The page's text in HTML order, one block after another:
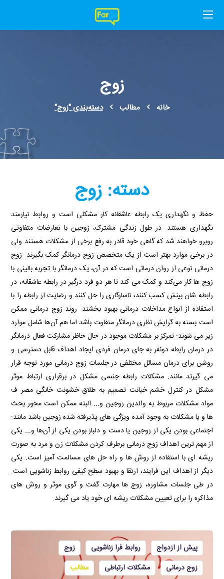
زوج
خانه مطالب دسته‌بندی "زوج"
دسته: زوج
حفظ و نگهداری یک رابطه عاشقانه کار مشکلی است و روابط نیازمند
نگهداری هستند. در طول زندگی مشترک، زوجین با تعارضات متفاوتی
روبرو خواهند شد که گاهی خود قادر به رفع برخی از مشکلات هستند ولی
در برخی موارد بهتر است از یک متخصص زوج درمانگر کمک بگیرند. زوج
درمانی نوعی از روان درمانی است که در آن، یک درمانگر با تجربه بالینی با
زوج ها کار می‌کند و کمک می کند تا هر دو فرد درگیر در رابطه عاشقانه، در
رابطه شان بینش کسب کنند، ناسازگاری را حل کنند و رضایت از رابطه را با
استفاده از انواع مداخلات درمانی بهبود بخشند. روند زوج درمانی ممکن
است بسته به گرایش نظری درمانگر متفاوت باشد اما هم آن‌ها شامل موارد
زیر می شوند: تمرکز بر مشکلات موجود در حال حاظر مشارکت فعال درمانگر
در درمان رابطه دونفر به جای درمان فردی ایجاد اهداف قابل دسترسی و
روشن برای درمان مسائل مختلفی در جلسات زوج درمانی مورد توجه قرار
می گیرند مانند: مشکلات رابطه جنسی مشکل در برقراری ارتباط موثر
مشکل در کنترل خشم خیانت تصمیم به طلاق خشونت خانگی مصر ف
مواد مشکلات مربوط به والدین زوجین و... البته ممکن است محور بحث
ها و یا مشکلات به وجود آمده ویژگی های پذیرفته شده زوجین باشد مانند:
اجتماعی بودن یکی از زوجین یا دست و دلباز بودن یکی از آن‌ها و... یکی
از مهم ترین اهداف زوج درمانی برطرف کردن مشکلات زن و مرد به صورت
ریشه ای با استفاده از روش ها و راه حل های مسالمت آمیز است. یکی
دیگر از اهداف این فرایند، ارتقا و بهبود سطح کیفی روابط زناشویی است.
در طی جلسات مشاوره، زوج ها مهارت گفت و گوی موثر و روش های
مذاکره را برای تعیین مشکلات ریشه ای خود یاد می گیرند.
پیش از ازدواج روابط فرا زناشویی
زوج
زوج درمانی
مشکلات ارتباطی مطالب